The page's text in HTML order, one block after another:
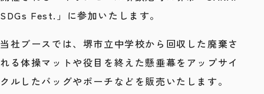
SDGs Fest.」に参加いたします。
当社ブースでは、堺市立中学校から回収した廃棄さ
れる体操マットや役目を終えた懸垂幕をアップサイ
クルしたバッグやポーチなどを販売いたします。